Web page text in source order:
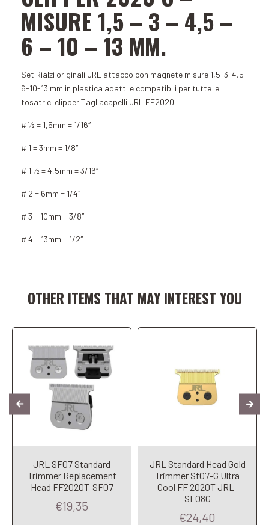
MISURE 1,5 – 3 – 4,5 –
6 – 10 – 13 MM.
Set Rialzi originali JRL attacco con magnete misure 1,5-3-4,5-
6-10-13 mm in plastica adatti e compatibili per tutte le
tosatrici clipper Tagliacapelli JRL FF2020.
# ½ = 1,5mm = 1/16″
# 1 = 3mm = 1/8″
# 1 ½ = 4,5mm = 3/16″
# 2 = 6mm = 1/4″
# 3 = 10mm = 3/8″
# 4 = 13mm = 1/2″
OTHER ITEMS THAT MAY INTEREST YOU
JRL SF07 Standard
Trimmer Replacement
Head FF2020T-SF07
€19,35
JRL Standard Head Gold
Trimmer Sf07-G Ultra
Cool FF 2020T JRL-
SF08G
€24,40